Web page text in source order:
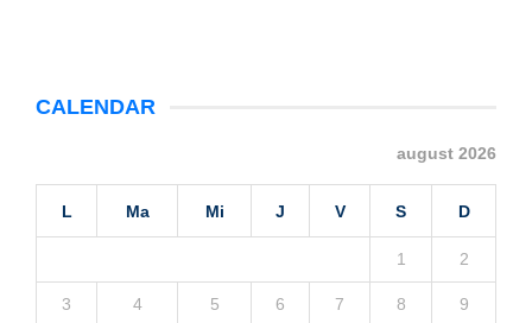
CALENDAR
august 2026
L Ma Mi J V S D
1 2
3 4 5 6 7 8 9